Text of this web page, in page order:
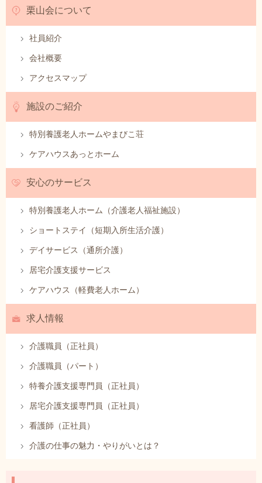
栗山会について
社員紹介
会社概要
アクセスマップ
施設のご紹介
特別養護老人ホームやまびこ荘
ケアハウスあっとホーム
安心のサービス
特別養護老人ホーム（介護老人福祉施設）
ショートステイ（短期入所生活介護）
デイサービス（通所介護）
居宅介護支援サービス
ケアハウス（軽費老人ホーム）
求人情報
介護職員（正社員）
介護職員（パート）
特養介護支援専門員（正社員）
居宅介護支援専門員（正社員）
看護師（正社員）
介護の仕事の魅力・やりがいとは？